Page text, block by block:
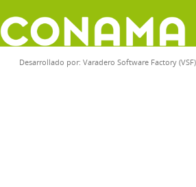
Desarrollado por: Varadero Software Factory (VSF)